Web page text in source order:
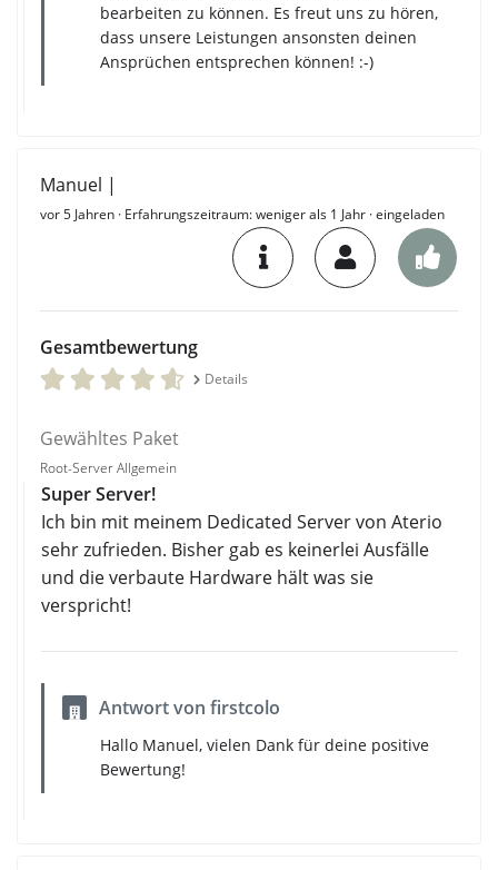
bearbeiten zu können. Es freut uns zu hören,
dass unsere Leistungen ansonsten deinen
Ansprüchen entsprechen können! :-)
Manuel |
vor 5 Jahren · Erfahrungszeitraum: weniger als 1 Jahr · eingeladen
Gesamtbewertung
Details
Gewähltes Paket
Root-Server Allgemein
Super Server!
Ich bin mit meinem Dedicated Server von Aterio
sehr zufrieden. Bisher gab es keinerlei Ausfälle
und die verbaute Hardware hält was sie
verspricht!
Antwort von firstcolo
Hallo Manuel, vielen Dank für deine positive
Bewertung!